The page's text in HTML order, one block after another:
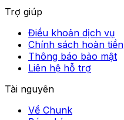
Trợ giúp
Điều khoản dịch vụ
Chính sách hoàn tiền
Thông báo bảo mật
Liên hệ hỗ trợ
Tài nguyên
Về Chunk